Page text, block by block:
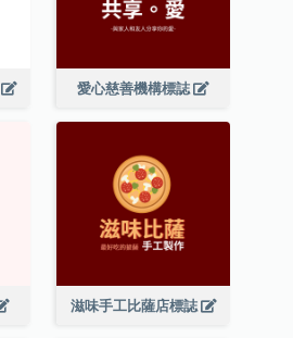
愛心慈善機構標誌
滋味手工比薩店標誌